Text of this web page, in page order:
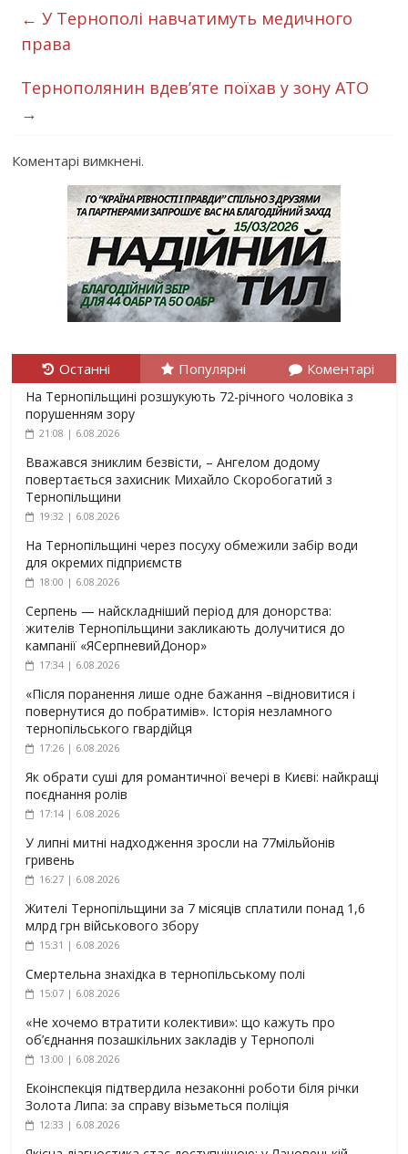
← У Тернополі навчатимуть медичного
права
Тернополянин вдев’яте поїхав у зону АТО
→
Коментарі вимкнені.
Останні Популярні Коментарі
На Тернопільщині розшукують 72-річного чоловіка з
порушенням зору
21:08 | 6.08.2026
Вважався зниклим безвісти, – Ангелом додому
повертається захисник Михайло Скоробогатий з
Тернопільщини
19:32 | 6.08.2026
На Тернопільщині через посуху обмежили забір води
для окремих підприємств
18:00 | 6.08.2026
Серпень — найскладніший період для донорства:
жителів Тернопільщини закликають долучитися до
кампанії «ЯСерпневийДонор»
17:34 | 6.08.2026
«Після поранення лише одне бажання –відновитися і
повернутися до побратимів». Історія незламного
тернопільського гвардійця
17:26 | 6.08.2026
Як обрати суші для романтичної вечері в Києві: найкращі
поєднання ролів
17:14 | 6.08.2026
У липні митні надходження зросли на 77мільйонів
гривень
16:27 | 6.08.2026
Жителі Тернопільщини за 7 місяців сплатили понад 1,6
млрд грн військового збору
15:31 | 6.08.2026
Смертельна знахідка в тернопільському полі
15:07 | 6.08.2026
«Не хочемо втратити колективи»: що кажуть про
об’єднання позашкільних закладів у Тернополі
13:00 | 6.08.2026
Екоінспекція підтвердила незаконні роботи біля річки
Золота Липа: за справу візьметься поліція
12:33 | 6.08.2026